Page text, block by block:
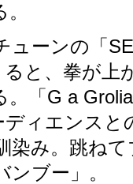
ューンの「
ると、拳が上
「 G a
ディエンスと
染み。跳ね
ンブー」。